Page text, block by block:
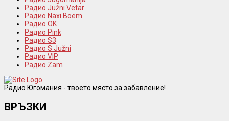
Радио Južni Vetar
Радио Naxi Boem
Радио OK
Радио Pink
Радио S3
Радио S Južni
Радио VIP
Радио Zam
Радио Югомания - твоето място за забавление!
ВРЪЗКИ